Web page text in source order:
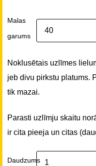
Malas
garums
Noklusētais uzlīmes
jeb divu pirkstu platums.
tik mazai.
Parasti uzlīmju skaitu
ir cita pieeja un citas
Daudzums